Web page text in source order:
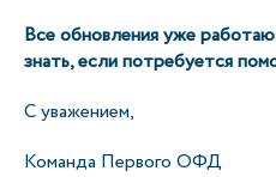
Все обновления уже
знать, если потребуется
С уважением,
Команда Первого ОФД